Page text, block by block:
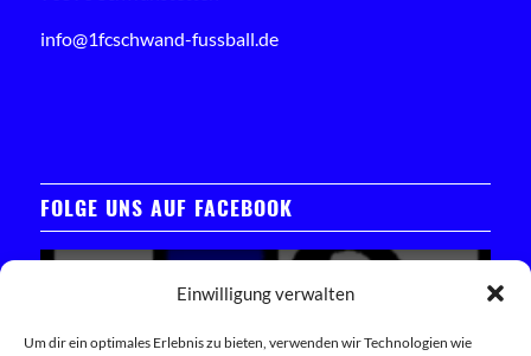
Einwilligung verwalten
Um dir ein optimales Erlebnis zu bieten, verwenden wir Technologien wie
info@1fcschwand-fussball.de
FOLGE UNS AUF FACEBOOK